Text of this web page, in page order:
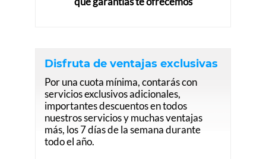
Disfruta de ventajas exclusivas
Por una cuota mínima, contarás con
servicios exclusivos adicionales,
importantes descuentos en todos
nuestros servicios y muchas ventajas
más, los 7 días de la semana durante
todo el año.